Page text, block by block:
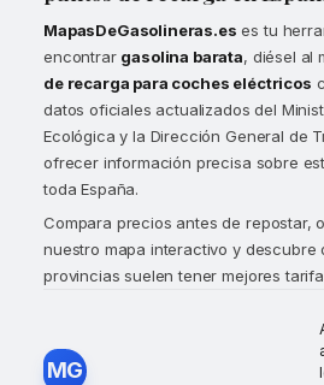
MapasDeGasolineras.es es tu
encontrar gasolina barata, diésel al
de recarga para coches eléctricos
datos oficiales actualizados del
Ecológica y la Dirección General de
ofrecer información precisa sobre
toda España.
Compara precios antes de repostar,
nuestro mapa interactivo y descubre
provincias suelen tener mejores
MG